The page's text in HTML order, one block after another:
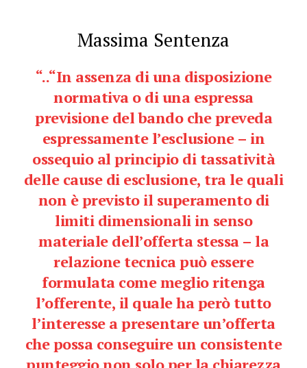
Massima Sentenza
“..“In assenza di una disposizione
normativa o di una espressa
previsione del bando che preveda
espressamente l’esclusione – in
ossequio al principio di tassatività
delle cause di esclusione, tra le quali
non è previsto il superamento di
limiti dimensionali in senso
materiale dell’offerta stessa – la
relazione tecnica può essere
formulata come meglio ritenga
l’offerente, il quale ha però tutto
l’interesse a presentare un’offerta
che possa conseguire un consistente